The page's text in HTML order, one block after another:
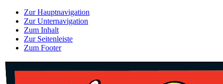
Zur Hauptnavigation
Zur Unternavigation
Zum Inhalt
Zur Seitenleiste
Zum Footer